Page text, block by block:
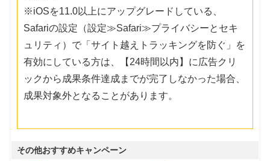
※iOSを11.0以上にアップグレードしている、
Safariの設定（設定≫Safari≫プライバシーとセキ
ュリティ）で「サイト越えトラッキングを防ぐ」を
有効にしている方は、【24時間以内】に広告クリ
ックから成果条件達成までが完了しなかった場合、
成果対象外となることがあります。
その他おすすめキャンペーン